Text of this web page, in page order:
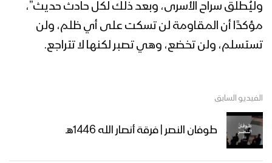
وليُطلق سراح الأسرى، وبعد ذلك لكل حادث حديث”،
مؤكدًا أن المقاومة لن تسكت على أي ظلم، ولن
تستسلم، ولن تخضع، وهي تصبر لكنها لا تتراجع.
الفيديو السابق
طوفان النصر | فرقة أنصار الله 1446هـ